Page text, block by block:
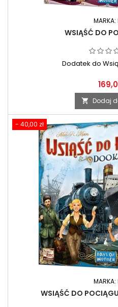
MARKA:
WSIĄŚĆ DO
Dodatek do
 Dodaj
- 40,00 zł
MARKA:
WSIĄŚĆ DO